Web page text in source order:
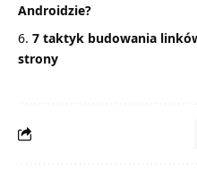
Androidzie?
7 taktyk budowania
strony